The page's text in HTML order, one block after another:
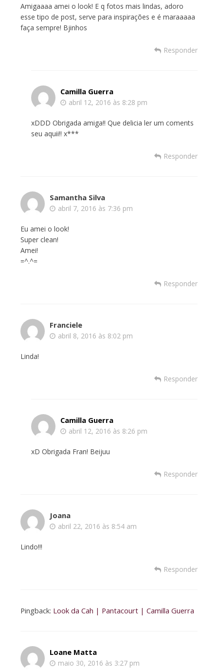
Amigaaaa amei o look! E q fotos mais lindas, adoro
esse tipo de post, serve para inspirações e é maraaaaa
faça sempre! Bjinhos
Responder
Camilla Guerra
abril 12, 2016 às 8:28 pm
xDDD Obrigada amiga!! Que delicia ler um coments
seu aquii!! x***
Responder
Samantha Silva
abril 7, 2016 às 7:36 pm
Eu amei o look!
Super clean!
Amei!
=^.^=
Responder
Franciele
abril 8, 2016 às 8:02 pm
Linda!
Responder
Camilla Guerra
abril 12, 2016 às 8:26 pm
xD Obrigada Fran! Beijuu
Responder
Joana
abril 22, 2016 às 8:54 am
Lindo!!!
Responder
Pingback: Look da Cah | Pantacourt | Camilla Guerra
Loane Matta
maio 30, 2016 às 3:27 pm